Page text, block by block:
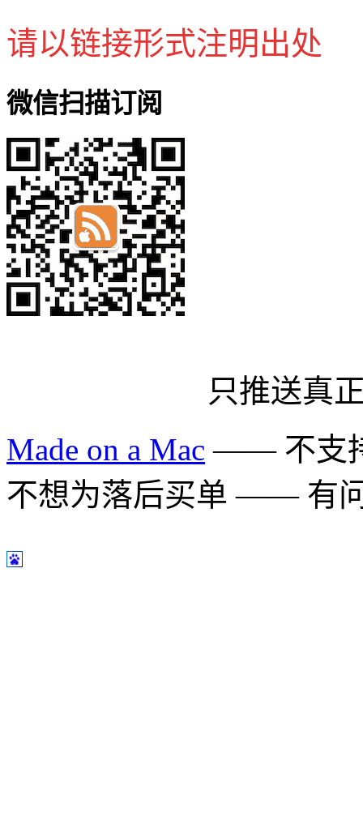
请以链接形式注明出处
微信扫描订阅
只推送真
Made on a Mac —— 不支
不想为落后买单 —— 有